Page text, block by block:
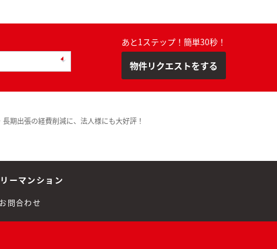
あと1ステップ！簡単30秒！
物件リクエストをする
期出張の経費削減に、法人様にも大好評！
ーマンション
お問合わせ